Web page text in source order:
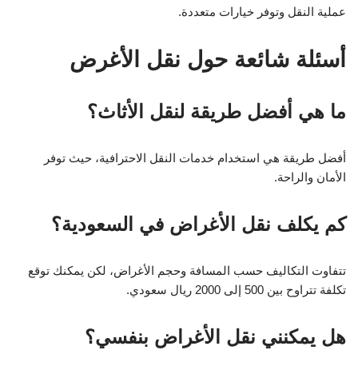
عملية النقل وتوفر خيارات متعددة.
أسئلة شائعة حول نقل الأغرض
ما هي أفضل طريقة لنقل الأثاث؟
أفضل طريقة هي استخدام خدمات النقل الاحترافية، حيث توفر
الأمان والراحة.
كم يكلف نقل الأغراض في السعودية؟
تتفاوت التكاليف حسب المسافة وحجم الأغراض، لكن يمكنك توقع
تكلفة تتراوح بين 500 إلى 2000 ريال سعودي.
هل يمكنني نقل الأغراض بنفسي؟